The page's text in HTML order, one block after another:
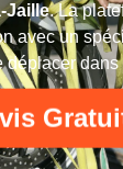
Jaille. La
avec un
déplacer dans